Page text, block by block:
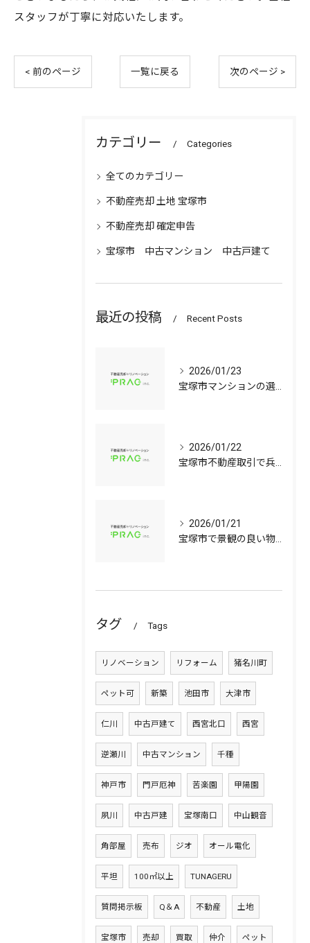
スタッフが丁寧に対応いたします。
< 前のページ 一覧に戻る 次のページ >
カテゴリー Categories
全てのカテゴリー
不動産売却 土地 宝塚市
不動産売却 確定申告
宝塚市 中古マンション 中古戸建て
最近の投稿 Recent Posts
2026/01/23
2026/01/22
2026/01/21
タグ Tags
リノベーション リフォーム 猪名川町
ペット可 新築 池田市 大津市
仁川 中古戸建て 西宮北口 西宮
逆瀬川 中古マンション 千種
神戸市 門戸厄神 苦楽園 甲陽園
夙川 中古戸建 宝塚南口 中山観音
角部屋 売布 ジオ オール電化
平坦 100㎡以上 TUNAGERU
質問掲示板 Q＆A 不動産 土地
宝塚市 売却 買取 仲介 ペット